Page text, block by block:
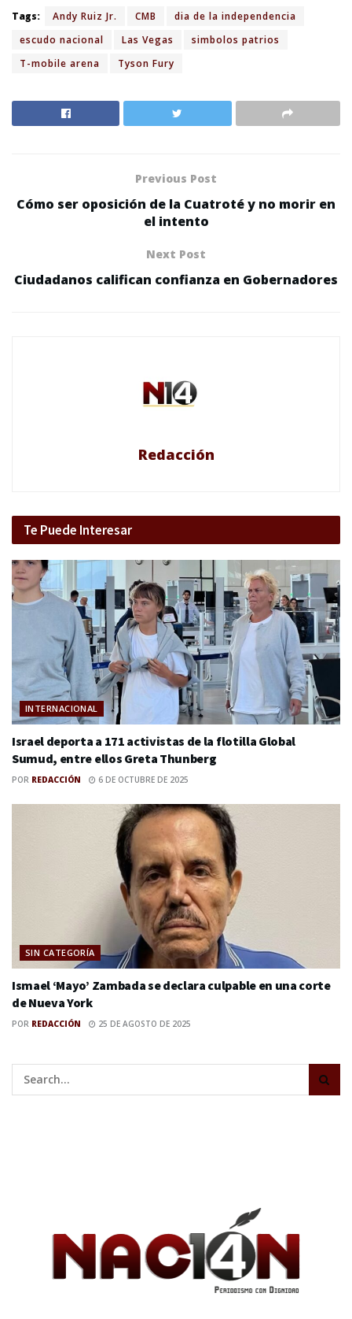
Tags: Andy Ruiz Jr. CMB
dia de la independencia
escudo nacional
Las Vegas
simbolos patrios
T-mobile arena
Tyson Fury
Previous Post
Cómo ser oposición de la Cuatroté y no morir en
el intento
Next Post
Ciudadanos califican confianza en Gobernadores
Redacción
Te Puede Interesar
INTERNACIONAL
Israel deporta a 171 activistas de la flotilla Global
Sumud, entre ellos Greta Thunberg
POR REDACCIÓN 6 DE OCTUBRE DE 2025
SIN CATEGORÍA
Ismael ‘Mayo’ Zambada se declara culpable en una corte
de Nueva York
POR REDACCIÓN 25 DE AGOSTO DE 2025